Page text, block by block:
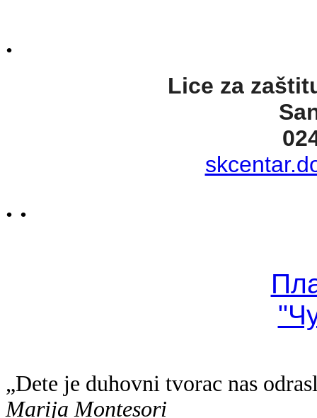
.
Lice za
. .
„Dete je duhovni tvorac nas
Marija Montesori